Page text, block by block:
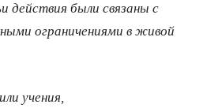
действия были связаны с
ограничениями в живой
учения,